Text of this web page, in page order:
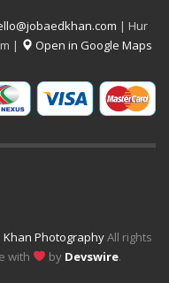
| Hur
|
Open in Google Maps
Khan PhotographyAll rights
with
by Devswire.